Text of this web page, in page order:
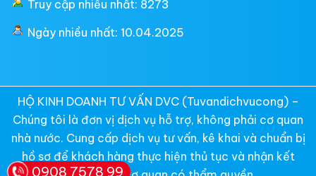
0908 7578 99
Truy cập nhiều nhất: 8273
Ngày nhiều nhất: 10.04.2025
HỘ KINH DOANH TƯ VẤN DVC (Tuvandichvucong) –
Chúng tôi là đơn vị dịch vụ hỗ trợ, không phải cơ quan
nhà nước. Cung cấp dịch vụ tư vấn, kê khai và chuẩn bị
hồ sơ để khách hàng thực hiện thủ tục và nhận kết